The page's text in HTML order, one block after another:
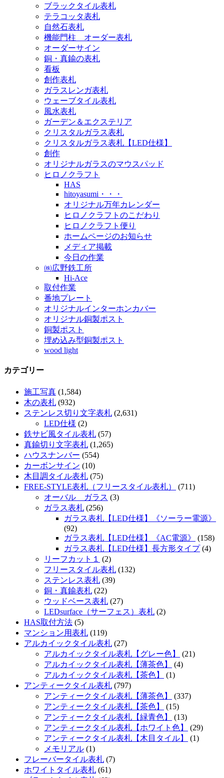
ブラックタイル表札
テラコッタ表札
自然石表札
機能門柱 オーダー表札
オーダーサイン
銅・真鍮の表札
看板
創作表札
ガラスレンガ表札
ウェーブタイル表札
風水表札
ガーデン＆エクステリア
クリスタルガラス表札
クリスタルガラス表札【LED仕様】
創作
オリジナルガラスのマウスパッド
ヒロノクラフト
HAS
hitoyasumi・・・
オリジナル万年カレンダー
ヒロノクラフトのこだわり
ヒロノクラフト便り
ホームページのお知らせ
メディア掲載
今日の作業
㈱広野鉄工所
Hi-Ace
取付作業
番地プレート
オリジナルインターホンカバー
オリジナル銅製ポスト
銅製ポスト
埋め込み型銅製ポスト
wood light
カテゴリー
施工写真 (1,584)
木の表札 (932)
ステンレス切り文字表札 (2,631)
LED仕様 (2)
鉄サビ風タイル表札 (57)
真鍮切り文字表札 (1,265)
ハウスナンバー (554)
カーボンサイン (10)
木目調タイル表札 (75)
FREE-STYLE表札（フリースタイル表札）
(711)
オーバル ガラス (3)
ガラス表札 (256)
ガラス表札【LED仕様】《ソーラー電源》
(92)
ガラス表札【LED仕様】《AC電源》
(158)
ガラス表札【LED仕様】長方形タイプ(4)
リーフカット１
(2)
フリースタイル表札 (132)
ステンレス表札 (39)
銅・真鍮表札 (22)
ウッドベース表札 (27)
LEDsurface（サーフェス）表札 (2)
HAS取付方法 (5)
マンション用表札 (119)
アルカイックタイル表札 (27)
アルカイックタイル表札【グレー色】
(21)
アルカイックタイル表札【薄茶色】
(4)
アルカイックタイル表札【茶色】
(1)
アンティークタイル表札 (797)
アンティークタイル表札【薄茶色】
(337)
アンティークタイル表札【茶色】
(15)
アンティークタイル表札【緑青色】
(13)
アンティークタイル表札【ホワイト色】
(29)
アンティークタイル表札【木目タイル】
(1)
メモリアル (1)
フレーバータイル表札 (7)
ホワイトタイル表札 (61)